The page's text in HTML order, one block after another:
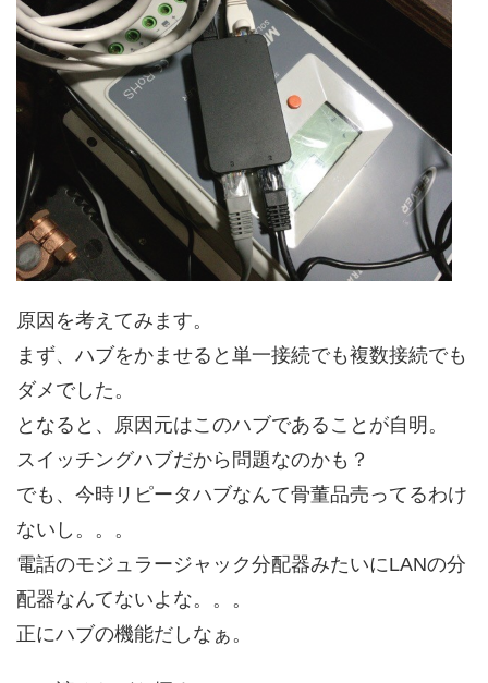
原因を考えてみます。
まず、ハブをかませると単一接続でも複数接続でも
ダメでした。
となると、原因元はこのハブであることが自明。
スイッチングハブだから問題なのかも？
でも、今時リピータハブなんて骨董品売ってるわけ
ないし。。。
電話のモジュラージャック分配器みたいにLANの分
配器なんてないよな。。。
正にハブの機能だしなぁ。